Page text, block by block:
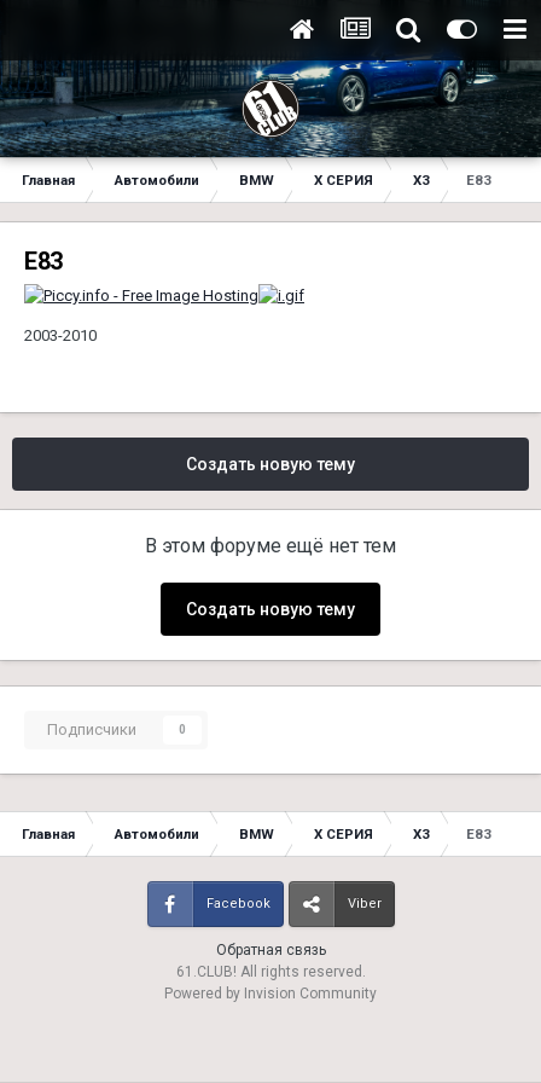
Главная Автомобили BMW X СЕРИЯ X3 E83
E83
2003-2010
Создать новую тему
В этом форуме ещё нет тем
Создать новую тему
Подписчики 0
Главная Автомобили BMW X СЕРИЯ X3 E83
Обратная связь
Facebook Viber
61.CLUB! All rights reserved.
Powered by Invision Community